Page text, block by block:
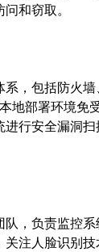
和窃取。
，包括防火
地部署环境免
进行安全漏洞
，负责监控
注人脸识别